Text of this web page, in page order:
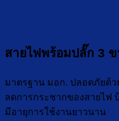
สายไฟพร้อมปลั๊ก 3 ข
มาตรฐาน มอก. ปลอดภัยด้
ลดการกระชากของสายไฟ
มีอายุการใช้งานยาวนาน